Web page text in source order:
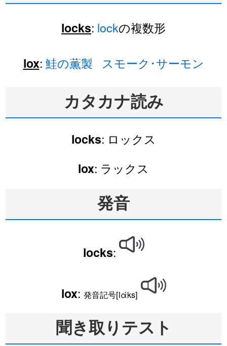
locks: lockの複数形
lox: 鮭の薫製 スモーク･サーモン
カタカナ読み
locks: ロックス
lox: ラックス
発音
locks:
lox: 発音記号[lάks]
聞き取りテスト